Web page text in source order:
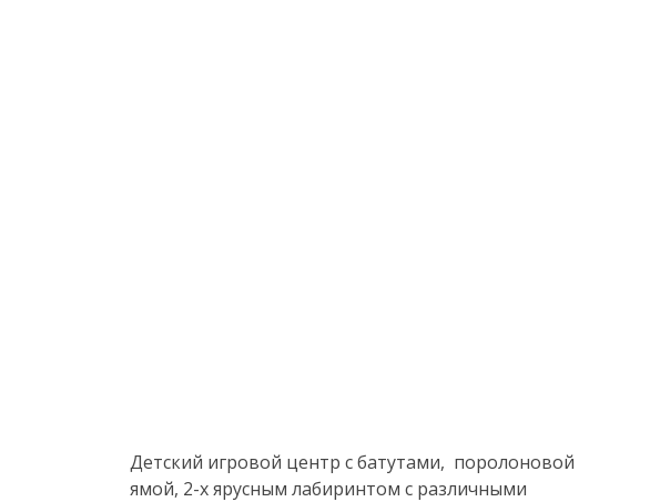
Детский игровой центр с батутами, поролоновой
ямой, 2-хярусным лабиринтом с различными